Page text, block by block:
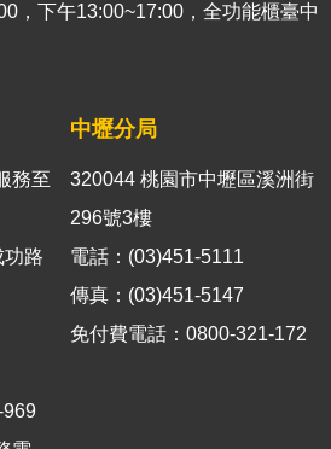
，下午13:00~17:00，全功能櫃臺中
務至
路
969
中壢分局
320044 桃園市中壢區溪洲街
296號3樓
電話：(03)451-5111
傳真：(03)451-5147
免付費電話：0800-321-172